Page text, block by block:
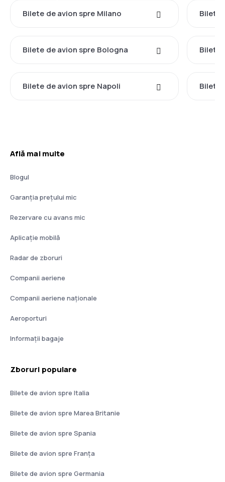
Bilete de avion spre Milano Bilete
Bilete de avion spre Bologna Bilete
Bilete de avion spre Napoli Bilete
Află mai multe
Blogul
Garanția prețului mic
Rezervare cu avans mic
Aplicație mobilă
Radar de zboruri
Companii aeriene
Companii aeriene naţionale
Aeroporturi
Informații bagaje
Zboruri populare
Bilete de avion spre Italia
Bilete de avion spre Marea Britanie
Bilete de avion spre Spania
Bilete de avion spre Franţa
Bilete de avion spre Germania